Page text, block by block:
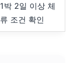
1박 2일 이상 체
류 조건 확인